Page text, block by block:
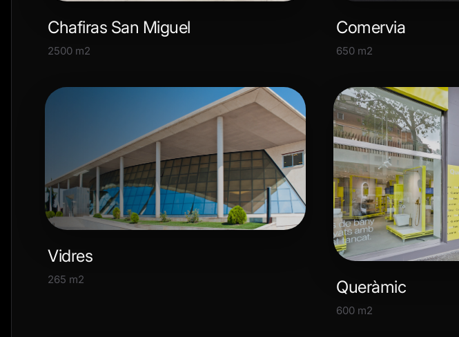
Chafiras San Miguel
2500 m2
Comervia
650 m2
Vidres
265 m2 Queràmic
600 m2